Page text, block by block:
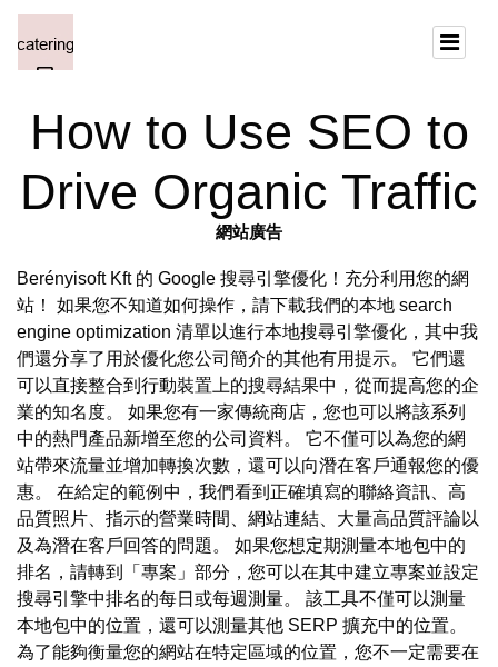
How to Use SEO to
Drive Organic Traffic
網站廣告
Berényisoft Kft 的 Google 搜尋引擎優化！充分利用您的網
站！ 如果您不知道如何操作，請下載我們的本地 search
engine optimization 清單以進行本地搜尋引擎優化，其中我
們還分享了用於優化您公司簡介的其他有用提示。 它們還
可以直接整合到行動裝置上的搜尋結果中，從而提高您的企
業的知名度。 如果您有一家傳統商店，您也可以將該系列
中的熱門產品新增至您的公司資料。 它不僅可以為您的網
站帶來流量並增加轉換次數，還可以向潛在客戶通報您的優
惠。 在給定的範例中，我們看到正確填寫的聯絡資訊、高
品質照片、指示的營業時間、網站連結、大量高品質評論以
及為潛在客戶回答的問題。 如果您想定期測量本地包中的
排名，請轉到「專案」部分，您可以在其中建立專案並設定
搜尋引擎中排名的每日或每週測量。 該工具不僅可以測量
本地包中的位置，還可以測量其他 SERP 擴充中的位置。
為了能夠衡量您的網站在特定區域的位置，您不一定需要在